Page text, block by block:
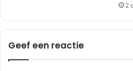
2
Geef een reactie